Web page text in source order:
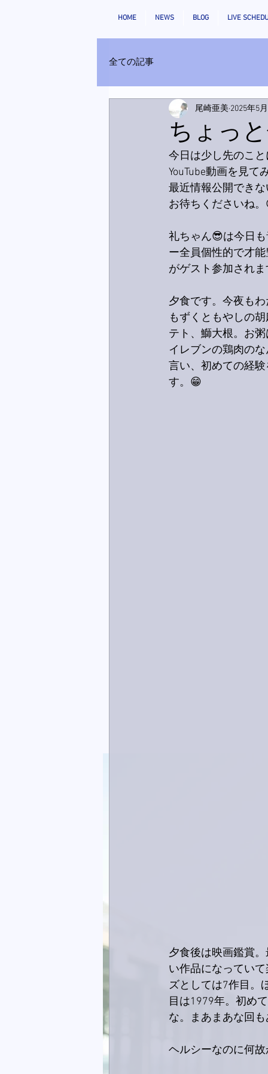
HOME NEWS BLOG LIVE
全ての記事
ちょっ
尾崎亜美 2025年5
今日は少し先のこ
YouTube動画を見
最近情報公開でき
お待ちくださいね
礼ちゃん😎は今日も
ー全員個性的で才
がゲスト参加され
夕食です。今夜も
もずくともやしの
テト、鰤大根。お
イレブンの鶏肉の
言い、初めての経
す。😁
夕食後は映画鑑賞
い作品になってい
ズとしては7作目。
目は1979年。初め
な。まあまあな回
ヘルシーなのに何